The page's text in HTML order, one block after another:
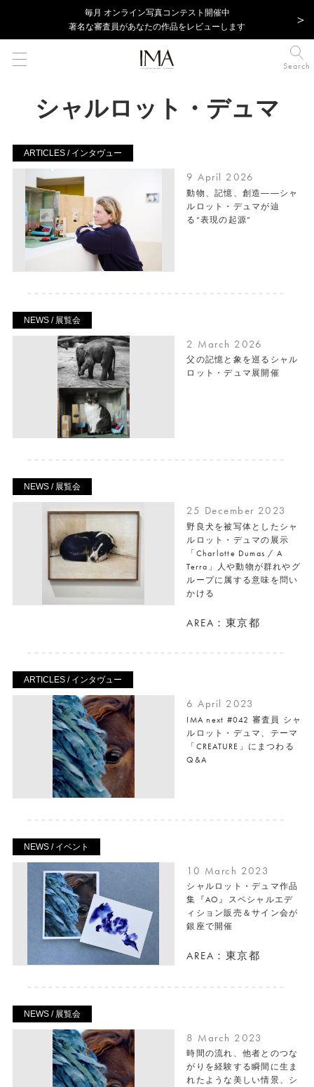
毎⽉ オンライン写真コンテスト開催中
著名な審査員があなたの作品をレビューします
Search
シャルロット・デュマ
ARTICLES / インタヴュー
9 April 2026
動物、記憶、創造――シャ
ルロット・デュマが辿
る“表現の起源”
NEWS / 展覧会
2 March 2026
父の記憶と象を巡るシャル
ロット・デュマ展開催
NEWS / 展覧会
25 December 2023
野良犬を被写体としたシャ
ルロット・デュマの展示
「Charlotte Dumas / A
Terra」人や動物が群れやグ
ループに属する意味を問い
かける
AREA：東京都
ARTICLES / インタヴュー
6 April 2023
IMA next #042 審査員 シャ
ルロット・デュマ、テーマ
「CREATURE」にまつわる
Q&A
NEWS / イベント
10 March 2023
シャルロット・デュマ作品
集『AO』スペシャルエデ
ィション販売＆サイン会が
銀座で開催
AREA：東京都
NEWS / 展覧会
8 March 2023
時間の流れ、他者とのつな
がりを経験する瞬間に生ま
れたような美しい情景、シ